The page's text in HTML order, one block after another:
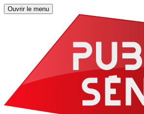
Ouvrir le menu